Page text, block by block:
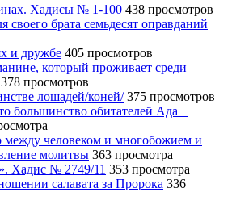
Хадисы № 1-100 438 просмотров
своего брата семьдесят оправданий
и дружбе 405 просмотров
который проживает среди
378 просмотров
лошадей/коней/ 375 просмотров
большинство обитателей Ада −
между человеком и многобожием и
молитвы 363 просмотра
Хадис № 2749/11 353 просмотра
салавата за Пророка 336